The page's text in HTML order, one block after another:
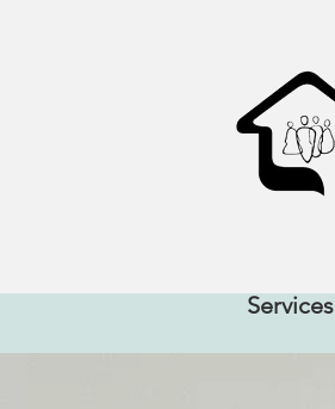
Services